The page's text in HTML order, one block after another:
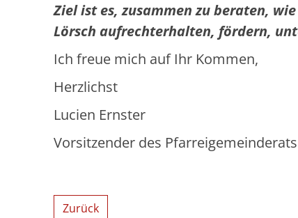
Ziel ist es, zusammen zu beraten,
Lörsch aufrechterhalten, fördern,
Ich freue mich auf Ihr Kommen,
Herzlichst
Lucien Ernster
Vorsitzender des Pfarreigemeinderats
Zurück